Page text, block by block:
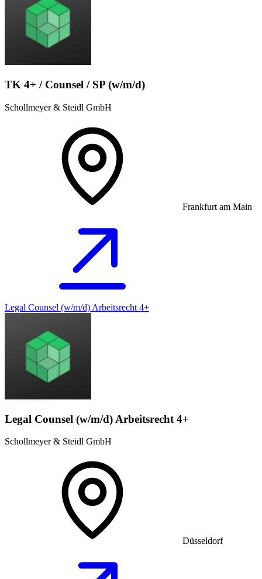
TK 4+ / Counsel / SP (w/m/d)
Schollmeyer & Steidl GmbH
Frankfurt am Main
Legal Counsel (w/m/d) Arbeitsrecht 4+
Legal Counsel (w/m/d) Arbeitsrecht 4+
Schollmeyer & Steidl GmbH
Düsseldorf